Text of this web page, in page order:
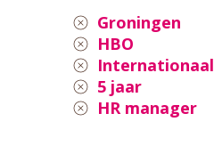
Groningen
HBO
Internationaal
5 jaar
HR manager